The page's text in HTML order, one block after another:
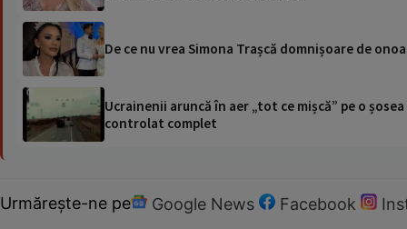
De ce nu vrea Simona Trașcă domnișoare de
Ucrainenii aruncă în aer „tot ce mișcă” pe o
controlat complet
Urmărește-ne pe Google News Facebook